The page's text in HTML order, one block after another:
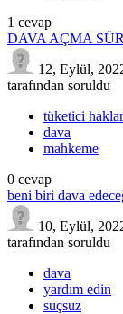
1 cevap
DAVA AÇMA
12, Eylül,
tarafından soruldu
tüketici
dava
mahkeme
0 cevap
beni biri dava
10, Eylül,
tarafından soruldu
dava
yardım edin
suçsuz